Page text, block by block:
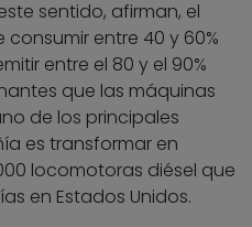
sentido, afirman, el
entre 40 y 60%
entre el 80 y el 90%
que las máquinas
de los principales
es transformar en
locomotoras diésel que
en Estados Unidos.